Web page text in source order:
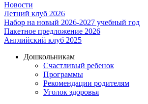
Новости
Летний клуб 2026
Набор на новый 2026-2027 учебный год
Пакетное предложение 2026
Английский клуб 2025
Дошкольникам
Счастливый ребенок
Программы
Рекомендации родителям
Уголок здоровья